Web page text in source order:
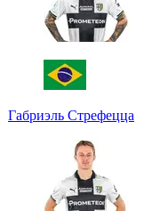
Габриэль Стрефецца